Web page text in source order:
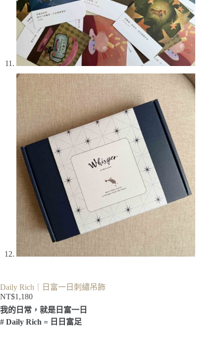
Daily Rich｜日富一日刺繡吊飾
NT$1,180
我的日常，就是日富一日
# Daily Rich = 日日富足